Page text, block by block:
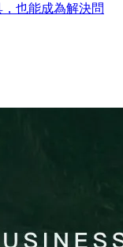
也能成為解決問